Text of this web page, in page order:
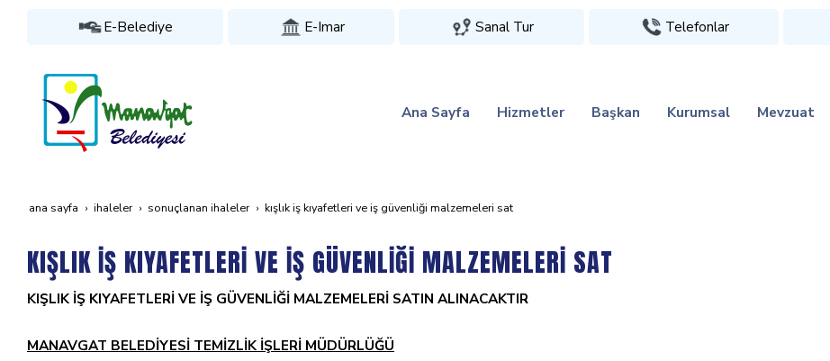
E-Belediye E-Imar Sanal Tur Telefonlar
Ana Sayfa Hizmetler Başkan Kurumsal Mevzuat
ana sayfa i̇haleler sonuçlanan i̇haleler kişlik i̇ş kiyafetleri̇ ve i̇ş güvenli̇ği̇ malzemeleri̇ sat
KIŞLIK İŞ KIYAFETLERİ VE İŞ GÜVENLİĞİ MALZEMELERİ SAT
KIŞLIK İŞ KIYAFETLERİ VE İŞ GÜVENLİĞİ MALZEMELERİ SATIN ALINACAKTIR
MANAVGAT BELEDİYESİ TEMİZLİK İŞLERİ MÜDÜRLÜĞÜ